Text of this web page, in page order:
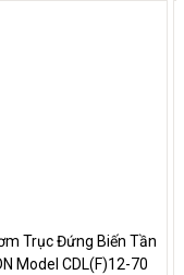
Trục Đứng Biến Tần
Model CDL(F)12-70